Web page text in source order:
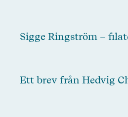
Sigge Ringström –
Ett brev från Hedvig